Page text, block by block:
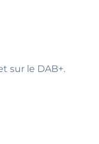
sur le DAB+.